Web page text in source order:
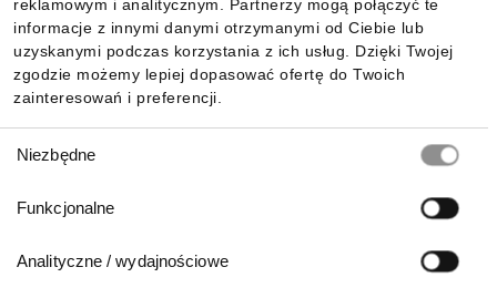
reklamowym i analitycznym. Partnerzy mogą połączyć te
informacje z innymi danymi otrzymanymi od Ciebie lub
uzyskanymi podczas korzystania z ich usług. Dzięki Twojej
zgodzie możemy lepiej dopasować ofertę do Twoich
zainteresowań i preferencji.
zgody
Niezbędne
Funkcjonalne
Analityczne / wydajnościowe
Pobierz naszą aplikację mobilną: